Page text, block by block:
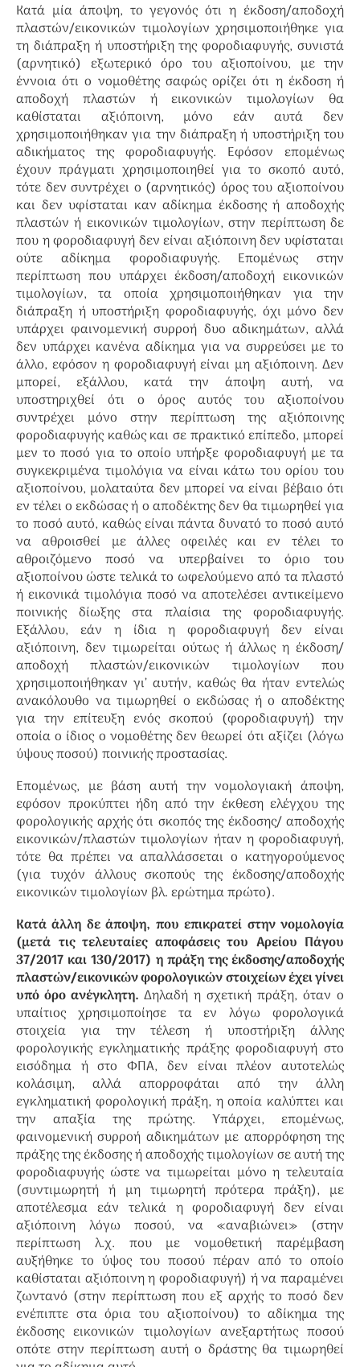
Κατά μία άποψη, το γεγονός ότι η έκδοση/αποδοχή
πλαστών/εικονικών τιμολογίων χρησιμοποιήθηκε για
τη διάπραξη ή υποστήριξη της φοροδιαφυγής, συνιστά
(αρνητικό) εξωτερικό όρο του αξιοποίνου, με την
έννοια ότι ο νομοθέτης σαφώς ορίζει ότι η έκδοση ή
αποδοχή πλαστών ή εικονικών τιμολογίων θα
καθίσταται αξιόποινη, μόνο εάν αυτά δεν
χρησιμοποιήθηκαν για την διάπραξη ή υποστήριξη του
αδικήματος της φοροδιαφυγής. Εφόσον επομένως
έχουν πράγματι χρησιμοποιηθεί για το σκοπό αυτό,
τότε δεν συντρέχει ο (αρνητικός) όρος του αξιοποίνου
και δεν υφίσταται καν αδίκημα έκδοσης ή αποδοχής
πλαστών ή εικονικών τιμολογίων, στην περίπτωση δε
που η φοροδιαφυγή δεν είναι αξιόποινη δεν υφίσταται
ούτε αδίκημα φοροδιαφυγής. Επομένως στην
περίπτωση που υπάρχει έκδοση/αποδοχή εικονικών
τιμολογίων, τα οποία χρησιμοποιήθηκαν για την
διάπραξη ή υποστήριξη φοροδιαφυγής, όχι μόνο δεν
υπάρχει φαινομενική συρροή δυο αδικημάτων, αλλά
δεν υπάρχει κανένα αδίκημα για να συρρεύσει με το
άλλο, εφόσον η φοροδιαφυγή είναι μη αξιόποινη. Δεν
μπορεί, εξάλλου, κατά την άποψη αυτή, να
υποστηριχθεί ότι ο όρος αυτός του αξιοποίνου
συντρέχει μόνο στην περίπτωση της αξιόποινης
φοροδιαφυγής καθώς και σε πρακτικό επίπεδο, μπορεί
μεν το ποσό για το οποίο υπήρξε φοροδιαφυγή με τα
συγκεκριμένα τιμολόγια να είναι κάτω του ορίου του
αξιοποίνου, μολαταύτα δεν μπορεί να είναι βέβαιο ότι
εν τέλει ο εκδώσας ή ο αποδέκτης δεν θα τιμωρηθεί για
το ποσό αυτό, καθώς είναι πάντα δυνατό το ποσό αυτό
να αθροισθεί με άλλες οφειλές και εν τέλει το
αθροιζόμενο ποσό να υπερβαίνει το όριο του
αξιοποίνου ώστε τελικά το ωφελούμενο από τα πλαστό
ή εικονικά τιμολόγια ποσό να αποτελέσει αντικείμενο
ποινικής δίωξης στα πλαίσια της φοροδιαφυγής.
Εξάλλου, εάν η ίδια η φοροδιαφυγή δεν είναι
αξιόποινη, δεν τιμωρείται ούτως ή άλλως η έκδοση/
αποδοχή πλαστών/εικονικών τιμολογίων που
χρησιμοποιήθηκαν γι’ αυτήν, καθώς θα ήταν εντελώς
ανακόλουθο να τιμωρηθεί ο εκδώσας ή ο αποδέκτης
για την επίτευξη ενός σκοπού (φοροδιαφυγή) την
οποία ο ίδιος ο νομοθέτης δεν θεωρεί ότι αξίζει (λόγω
ύψους ποσού) ποινικής προστασίας.
Επομένως, με βάση αυτή την νομολογιακή άποψη,
εφόσον προκύπτει ήδη από την έκθεση ελέγχου της
φορολογικής αρχής ότι σκοπός της έκδοσης/ αποδοχής
εικονικών/πλαστών τιμολογίων ήταν η φοροδιαφυγή,
τότε θα πρέπει να απαλλάσσεται ο κατηγορούμενος
(για τυχόν άλλους σκοπούς της έκδοσης/αποδοχής
εικονικών τιμολογίων βλ. ερώτημα πρώτο).
Κατά άλλη δε άποψη, που επικρατεί στην νομολογία
(μετά τις τελευταίες αποφάσεις του Αρείου Πάγου
37/2017 και 130/2017) η πράξη της έκδοσης/αποδοχής
πλαστών/εικονικών φορολογικών στοιχείων έχει γίνει
υπό όρο ανέγκλητη. Δηλαδή η σχετική πράξη, όταν ο
υπαίτιος χρησιμοποίησε τα εν λόγω φορολογικά
στοιχεία για την τέλεση ή υποστήριξη άλλης
φορολογικής εγκληματικής πράξης φοροδιαφυγή στο
εισόδημα ή στο ΦΠΑ, δεν είναι πλέον αυτοτελώς
κολάσιμη, αλλά απορροφάται από την άλλη
εγκληματική φορολογική πράξη, η οποία καλύπτει και
την απαξία της πρώτης. Υπάρχει, επομένως,
φαινομενική συρροή αδικημάτων με απορρόφηση της
πράξης της έκδοσης ή αποδοχής τιμολογίων σε αυτή της
φοροδιαφυγής ώστε να τιμωρείται μόνο η τελευταία
(συντιμωρητή ή μη τιμωρητή πρότερα πράξη), με
αποτέλεσμα εάν τελικά η φοροδιαφυγή δεν είναι
αξιόποινη λόγω ποσού, να «αναβιώνει» (στην
περίπτωση λ.χ. που με νομοθετική παρέμβαση
αυξήθηκε το ύψος του ποσού πέραν από το οποίο
καθίσταται αξιόποινη η φοροδιαφυγή) ή να παραμένει
ζωντανό (στην περίπτωση που εξ αρχής το ποσό δεν
ενέπιπτε στα όρια του αξιοποίνου) το αδίκημα της
έκδοσης εικονικών τιμολογίων ανεξαρτήτως ποσού
οπότε στην περίπτωση αυτή ο δράστης θα τιμωρηθεί